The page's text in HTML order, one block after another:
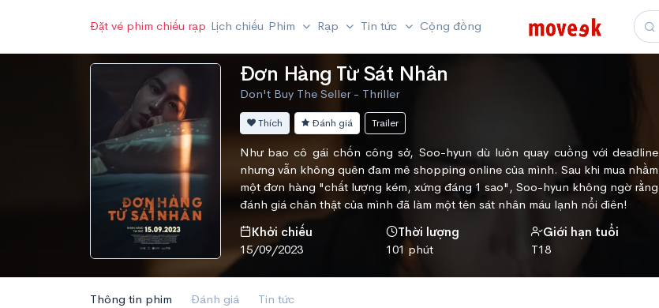
Đặt vé phim chiếu rạp Lịch chiếu Phim Rạp Tin tức Cộng đồng
Đơn Hàng Từ Sát Nhân
Don't Buy The Seller - Thriller
Thích Đánh giá Trailer
Như bao cô gái chốn công sở, Soo-hyun dù luôn quay cuồng với deadline
nhưng vẫn không quên đam mê shopping online của mình. Sau khi mua nhầm
một đơn hàng "chất lượng kém, xứng đáng 1 sao", Soo-hyun không ngờ rằng
đánh giá chân thật của mình đã làm một tên sát nhân máu lạnh nổi điên!
Khởi chiếu
15/09/2023
Thời lượng
101 phút
Giới hạn tuổi
T18
Thông tin phim Đánh giá Tin tức